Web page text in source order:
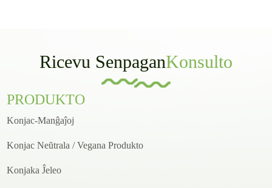
Ricevu SenpaganKonsulto
PRODUKTO
Konjac-Manĝaĵoj
Konjac Neŭtrala / Vegana Produkto
Konjaka Ĵeleo